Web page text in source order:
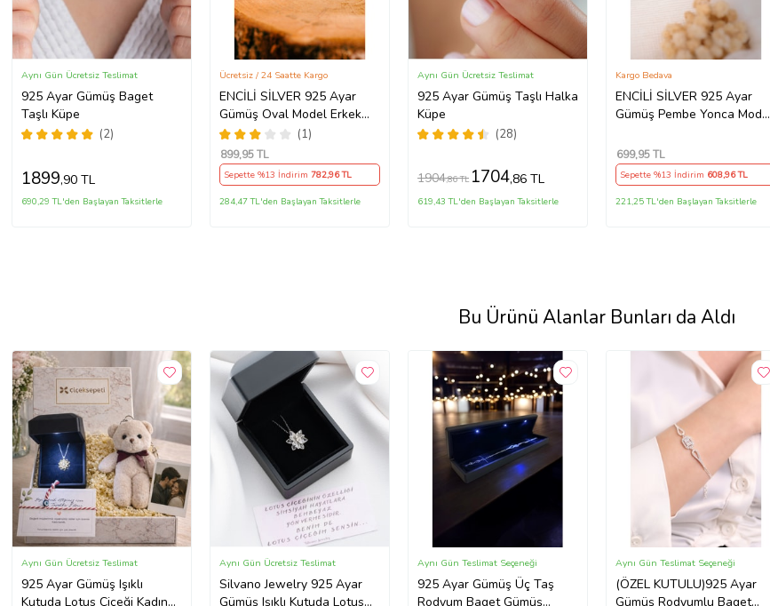
925 Ayar Gümüş Baget
Taşlı Küpe
(2)
Aynı Gün Ücretsiz Teslimat
1899,90 TL
690,29 TL'den Başlayan Taksitlerle
ENCİLİ SİLVER 925 Ayar
Gümüş Oval Model Erkek
Küpe
(1)
Ücretsiz / 24 Saatte Kargo
899,95 TL
Sepette %13 İndirim 782,96 TL
284,47 TL'den Başlayan Taksitlerle
925 Ayar Gümüş Taşlı Halka
Küpe
(28)
Aynı Gün Ücretsiz Teslimat
1904,86 TL 1704,86 TL
619,43 TL'den Başlayan Taksitlerle
ENCİLİ SİLVER 925 Ayar
Gümüş Pembe Yonca Model
Kargo Bedava
699,95 TL
Sepette %13 İndirim 608,96 TL
221,25 TL'den Başlayan Taksitlerle
Bu Ürünü Alanlar Bunları da Aldı
925 Ayar Gümüş Işıklı
Kutuda Lotus Çiçeği Kadın
Aynı Gün Ücretsiz Teslimat
Silvano Jewelry 925 Ayar
Gümüş Işıklı Kutuda Lotus
Aynı Gün Ücretsiz Teslimat
925 Ayar Gümüş Üç Taş
Rodyum Baget Gümüş
Aynı Gün Teslimat Seçeneği
(ÖZEL KUTULU)925 Ayar
Gümüş Rodyumlu Baget
Aynı Gün Teslimat Seçeneği